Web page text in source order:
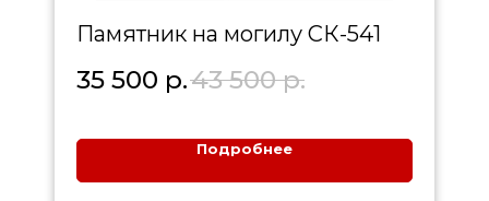
Памятник на могилу СК-541
35 500 р.43 500 р.
Подробнее